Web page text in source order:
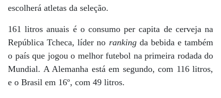
escolherá atletas da seleção.
161 litros anuais é o consumo per capita de cerveja na
República Tcheca, líder no rankingda bebida e também
o país que jogou o melhor futebol na primeira rodada do
Mundial. A Alemanha está em segundo, com 116 litros,
e o Brasil em 16º, com 49 litros.